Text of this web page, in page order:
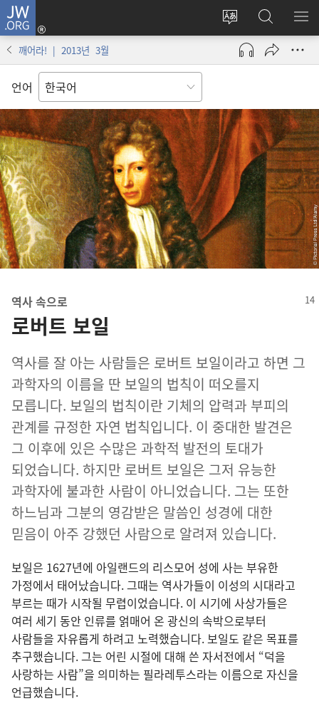
JW.ORG
사이트
언어
변경
로그인
(새로운
열기)
JW.ORG
검색
메
깨어라! | 2013년 3월
언어
역사 속으로
로버트 보일
역사를 잘 아는 사람들은 로버트 보일이라고 하면 그
과학자의 이름을 딴 보일의 법칙이 떠오를지
모릅니다. 보일의 법칙이란 기체의 압력과 부피의
관계를 규정한 자연 법칙입니다. 이 중대한 발견은
그 이후에 있은 수많은 과학적 발전의 토대가
되었습니다. 하지만 로버트 보일은 그저 유능한
과학자에 불과한 사람이 아니었습니다. 그는 또한
하느님과 그분의 영감받은 말씀인 성경에 대한
믿음이 아주 강했던 사람으로 알려져 있습니다.
보일은 1627년에 아일랜드의 리스모어 성에 사는 부유한
가정에서 태어났습니다. 그때는 역사가들이 이성의 시대라고
부르는 때가 시작될 무렵이었습니다. 이 시기에 사상가들은
여러 세기 동안 인류를 얽매어 온 광신의 속박으로부터
사람들을 자유롭게 하려고 노력했습니다. 보일도 같은 목표를
추구했습니다. 그는 어린 시절에 대해 쓴 자서전에서 “덕을
사랑하는 사람”을 의미하는 필라레투스라는 이름으로 자신을
언급했습니다.